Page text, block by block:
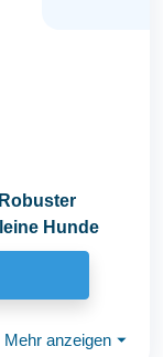
Hunde
Mehr anzeigen ⏷